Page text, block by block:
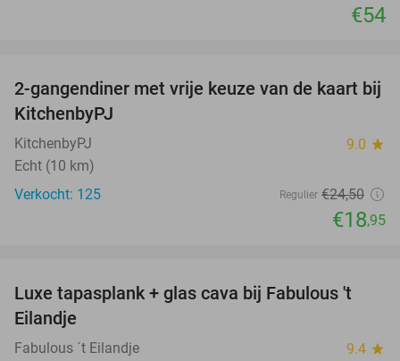
€54
23%
2-gangendiner met vrije keuze van de kaart bij
KitchenbyPJ
KitchenbyPJ 9.0 star
Echt (10 km)
Verkocht: 125
Regulier €24,50
€18,95
28%
Luxe tapasplank + glas cava bij Fabulous 't
Eilandje
Fabulous ´t Eilandje 9.4 star